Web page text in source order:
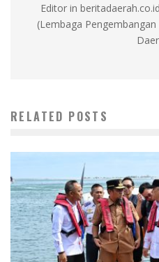
Editor in
(Lembaga
RELATED POSTS